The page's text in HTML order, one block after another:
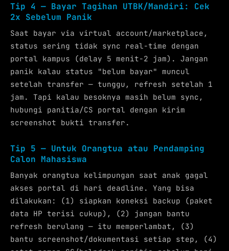
Tip 4 — Bayar Tagihan UTBK/Mandiri: Cek
2x Sebelum Panik
Saat bayar via virtual account/marketplace,
status sering tidak sync real-time dengan
portal kampus (delay 5 menit-2 jam). Jangan
panik kalau status "belum bayar" muncul
setelah transfer — tunggu, refresh setelah 1
jam. Tapi kalau besoknya masih belum sync,
hubungi panitia/CS portal dengan kirim
screenshot bukti transfer.
Tip 5 — Untuk Orangtua atau Pendamping
Calon Mahasiswa
Banyak orangtua kelimpungan saat anak gagal
akses portal di hari deadline. Yang bisa
dilakukan: (1) siapkan koneksi backup (paket
data HP terisi cukup), (2) jangan bantu
refresh berulang — itu memperlambat, (3)
bantu screenshot/dokumentasi setiap step, (4)